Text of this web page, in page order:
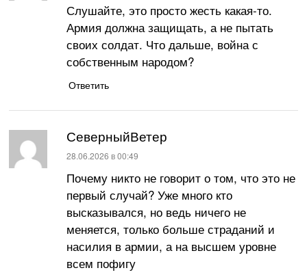
Слушайте, это просто жесть какая-то.
Армия должна защищать, а не пытать
своих солдат. Что дальше, война с
собственным народом?
Ответить
СеверныйВетер
:
28.06.2026 в 00:49
Почему никто не говорит о том, что это не
первый случай? Уже много кто
высказывался, но ведь ничего не
меняется, только больше страданий и
насилия в армии, а на высшем уровне
всем пофигу